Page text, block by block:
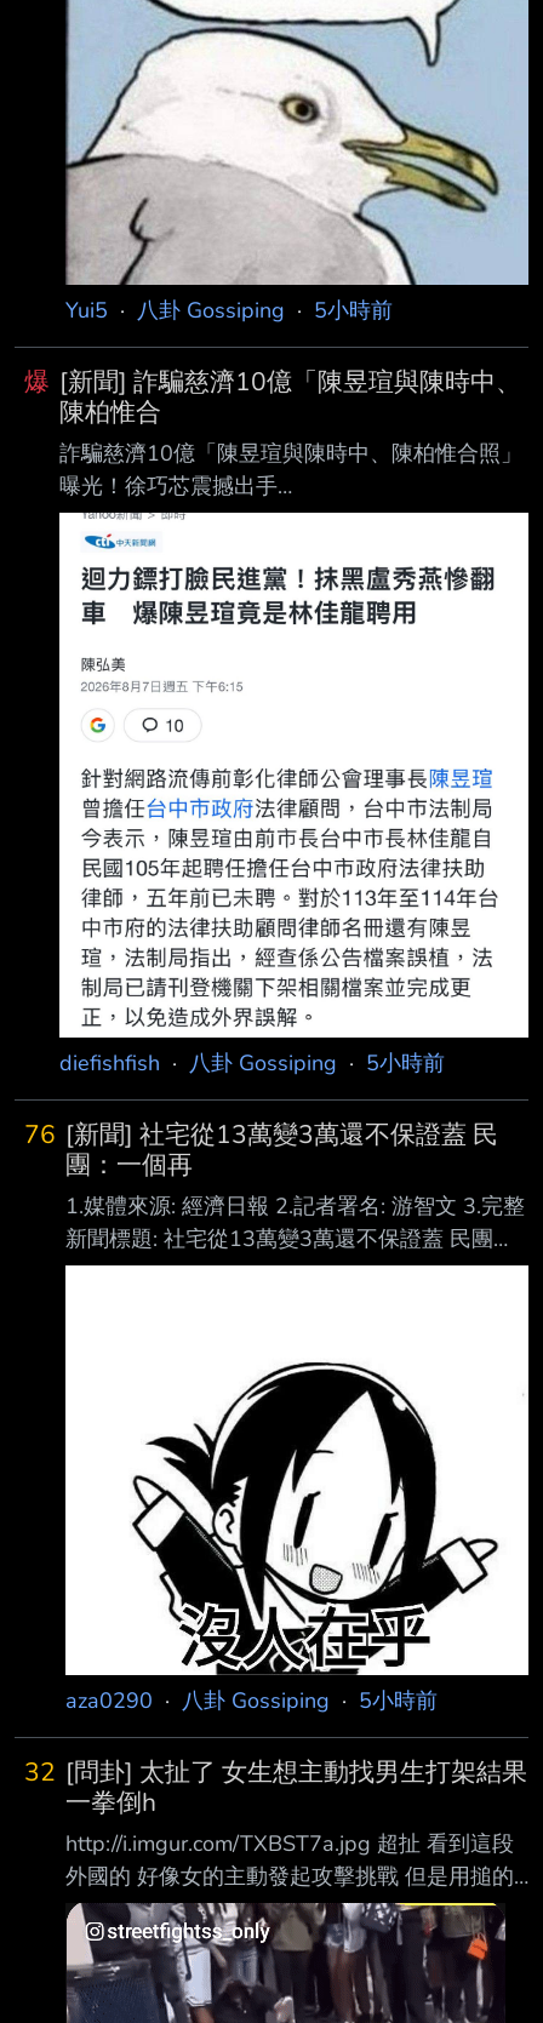
在2011年和2012年國家代表隊比賽期間，曾經
對外國裁判進行性招待，相關 內容與付款明細
都記錄在文體部的審計報告裡，JTBC已經取得
這份報告。 報告指出，協會在比賽當天或前一
晚，多次
Yui5 · 八卦 Gossiping · 5小時前
爆 [新聞] 詐騙慈濟10億「陳昱瑄與陳時中、
陳柏惟合
詐騙慈濟10億「陳昱瑄與陳時中、陳柏惟合照」
曝光！徐巧芯震撼出手
https://ctinews.com/news/items/8knJwlr4Wo 中
天新聞 2026/08/07 18:25 記者李奕緯 律師陳昱
瑄疫情期間誆稱有管道購買BNT疫苗詐騙慈濟
10.6億元遭起訴，時任中央防疫指 揮官、政委陳
綠營紛紛讚聲。國民黨立委 徐巧芯則揭陳昱瑄與
綠營關係密切。 徐巧芯7日發文。（圖／翻攝徐
巧芯臉書） 徐巧芯臉書7日傍晚發文，今天民進
黨扯了一整天藍白，結果陳昱瑄20
diefishfish · 八卦 Gossiping · 5小時前
76 [新聞] 社宅從13萬變3萬還不保證蓋 民
團：一個再
1.媒體來源: 經濟日報 2.記者署名: 游智文 3.完整
新聞標題: 社宅從13萬變3萬還不保證蓋 民團：
一個再也等不到的家 4.完整新聞內文: 民團今舉
承諾的8年13萬戶，一舉砍到3萬戶，且連3萬戶
也不保證，不只是創惡例， 更是毀制度。對苦
於居住不安的民眾而言，一個再也等不到的家。
民團表示，延宕許久的社宅興辦計畫，答案揭
曉，行政院於115年7月修正新版「百萬戶租 屋
家庭支持計畫（114-121年）」，將直接興辦社
aza0290 · 八卦 Gossiping · 5小時前
32 [問卦] 太扯了 女生想主動找男生打架結果
一拳倒h
http://i.imgur.com/TXBST7a.jpg 超扯 看到這段
外國的 好像女的主動發起攻擊挑戰 但是用搥的
結果男的不爽直接一拳結束 女的直接被打茫在
地上 太扯了吧 怎有女的敢直接跟男生打架 有人
說男的算克制了 分出勝負就沒要補 真的牙起來
女的會直接被打死 有沒有這麼誇張？